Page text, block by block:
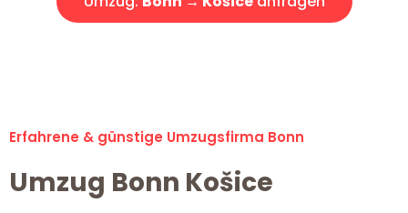
Erfahrene & günstige Umzugsfirma Bonn
Umzug Bonn Košice